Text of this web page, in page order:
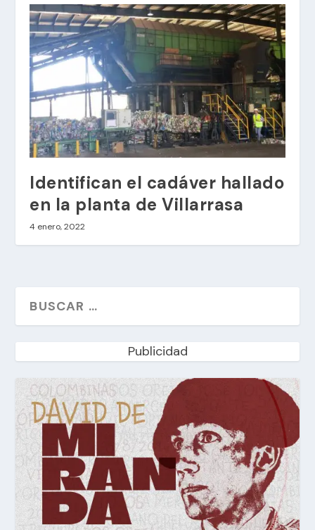
Identifican el cadáver hallado
en la planta de Villarrasa
4 enero, 2022
Publicidad